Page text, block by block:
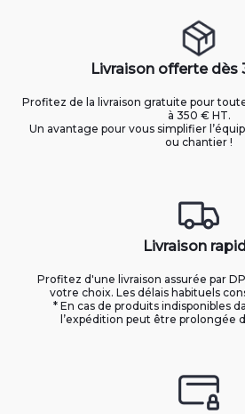
Livraison offerte dès
Profitez de la livraison gratuite pour
à 350 € HT.
Un avantage pour vous simplifier
ou chantier !
Livraison
Profitez d'une livraison assurée par
votre choix. Les délais habituels
* En cas de produits indisponibles
l’expédition peut être prolongée